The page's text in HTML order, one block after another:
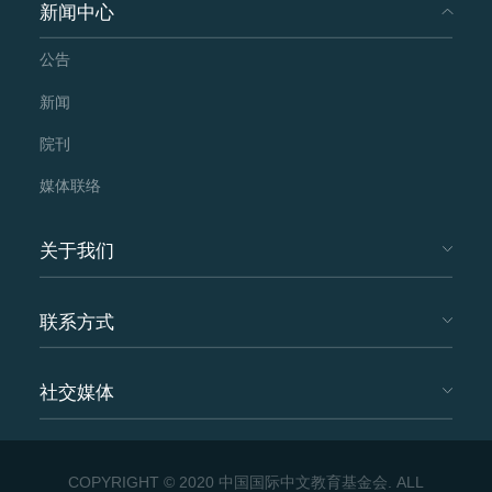
新闻中心
公告
新闻
院刊
媒体联络
关于我们
联系方式
社交媒体
COPYRIGHT © 2020 中国国际中文教育基金会. ALL